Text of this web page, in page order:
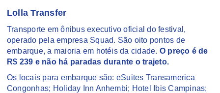
Lolla Transfer
Transporte em ônibus executivo oficial do festival,
operado pela empresa Squad. São oito pontos de
embarque, a maioria em hotéis da cidade. O preço é de
R$ 239 e não há paradas durante o trajeto.
Os locais para embarque são: eSuites Transamerica
Congonhas; Holiday Inn Anhembi; Hotel Ibis Campinas;